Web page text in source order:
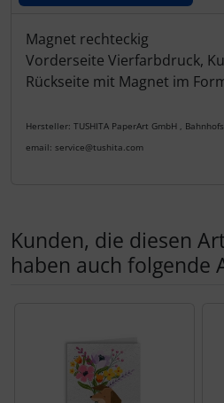
Produktbeschreibung
Magnet rechteckig
Vorderseite Vierfarbdruck,
Rückseite mit Magnet im
Hersteller: TUSHITA PaperArt GmbH ,
email: service@tushita.com
Kunden, die diesen
haben auch folgende